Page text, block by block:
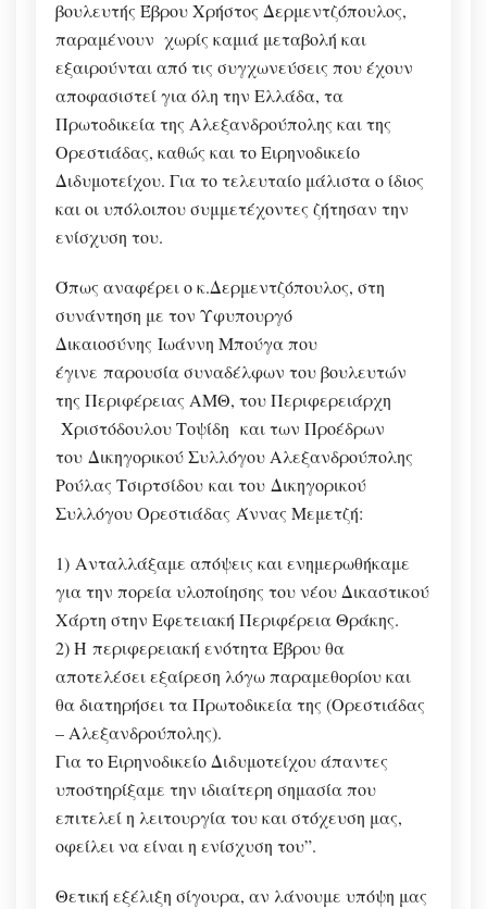
βουλευτής Έβρου Χρήστος Δερμεντζόπουλος,
παραμένουν χωρίς καμιά μεταβολή και
εξαιρούνται από τις συγχωνεύσεις που έχουν
αποφασιστεί για όλη την Ελλάδα, τα
Πρωτοδικεία της Αλεξανδρούπολης και της
Ορεστιάδας, καθώς και το Ειρηνοδικείο
Διδυμοτείχου. Για το τελευταίο μάλιστα ο ίδιος
και οι υπόλοιπου συμμετέχοντες ζήτησαν την
ενίσχυση του.
Όπως αναφέρει ο κ.Δερμεντζόπουλος, στη
συνάντηση με τον Υφυπουργό
Δικαιοσύνης Ιωάννη Μπούγα που
έγινε παρουσία συναδέλφων του βουλευτών
της Περιφέρειας ΑΜΘ, του Περιφερειάρχη
Χριστόδουλου Τοψίδη και των Προέδρων
του Δικηγορικού Συλλόγου Αλεξανδρούπολης
Ρούλας Τσιρτσίδου και του Δικηγορικού
Συλλόγου Ορεστιάδας Άννας Μεμετζή:
1) Ανταλλάξαμε απόψεις και ενημερωθήκαμε
για την πορεία υλοποίησης του νέου Δικαστικού
Χάρτη στην Εφετειακή Περιφέρεια Θράκης.
2) Η περιφερειακή ενότητα Έβρου θα
αποτελέσει εξαίρεση λόγω παραμεθορίου και
θα διατηρήσει τα Πρωτοδικεία της (Ορεστιάδας
– Αλεξανδρούπολης).
Για το Ειρηνοδικείο Διδυμοτείχου άπαντες
υποστηρίξαμε την ιδιαίτερη σημασία που
επιτελεί η λειτουργία του και στόχευση μας,
οφείλει να είναι η ενίσχυση του”.
Θετική εξέλιξη σίγουρα, αν λάνουμε υπόψη μας